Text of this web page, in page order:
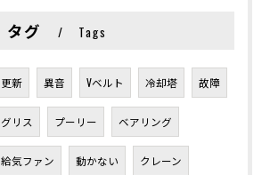
タグ Tags
更新 異音 Vベルト 冷却塔 故障
グリス プーリー ベアリング
給気ファン 動かない クレーン